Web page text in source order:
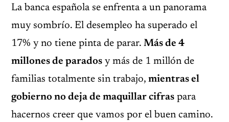
La banca española se enfrenta a un panorama
muy sombrío. El desempleo ha superado el
17% y no tiene pinta de parar. Más de 4
millones de parados y más de 1 millón de
familias totalmente sin trabajo, mientras el
gobierno no deja de maquillar cifras para
hacernos creer que vamos por el buen camino.